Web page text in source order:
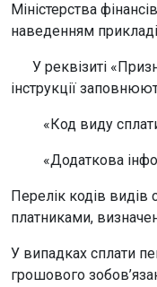
Міністерства
наведенням
У реквізиті
інструкції
«Код виду
«Додаткова
Перелік кодів видів
платниками,
У випадках сплати
грошового